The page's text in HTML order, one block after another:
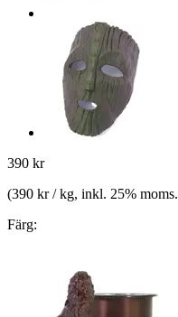
390 kr
(390 kr / kg, inkl. 25% moms.
Färg: